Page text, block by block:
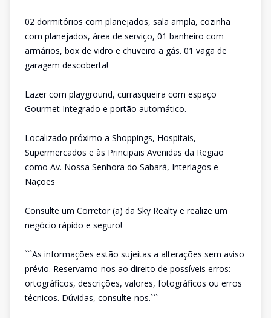
02 dormitórios com planejados, sala ampla, cozinha
com planejados, área de serviço, 01 banheiro com
armários, box de vidro e chuveiro a gás. 01 vaga de
garagem descoberta!
Lazer com playground, currasqueira com espaço
Gourmet Integrado e portão automático.
Localizado próximo a Shoppings, Hospitais,
Supermercados e às Principais Avenidas da Região
como Av. Nossa Senhora do Sabará, Interlagos e
Nações
Consulte um Corretor (a) da Sky Realty e realize um
negócio rápido e seguro!
```As informações estão sujeitas a alterações sem aviso
prévio. Reservamo-nos ao direito de possíveis erros:
ortográficos, descrições, valores, fotográficos ou erros
técnicos. Dúvidas, consulte-nos.```